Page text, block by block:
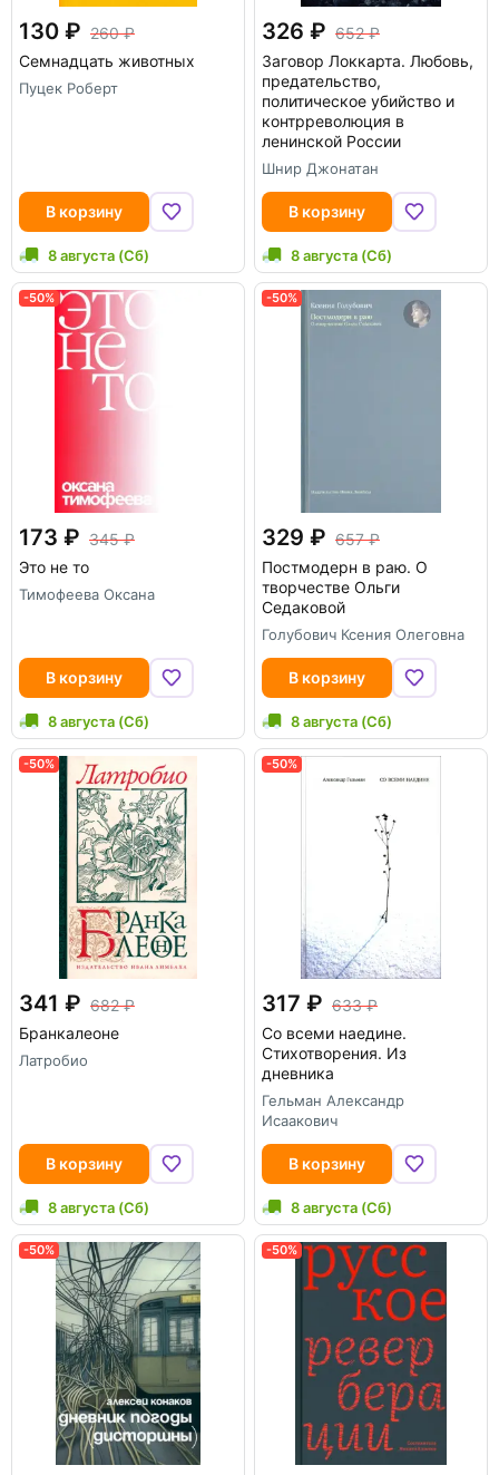
130
260
Семнадцать животных
Пуцек Роберт
В корзину
8 августа (Сб)
326
652
Заговор Локкарта. Любовь,
предательство,
политическое убийство и
контрреволюция в
ленинской России
Шнир Джонатан
В корзину
8 августа (Сб)
-50%
173
345
Это не то
Тимофеева Оксана
В корзину
8 августа (Сб)
-50%
329
657
Постмодерн в раю. О
творчестве Ольги
Седаковой
Голубович Ксения Олеговна
В корзину
8 августа (Сб)
-50%
341
682
Бранкалеоне
Латробио
В корзину
8 августа (Сб)
-50%
317
633
Со всеми наедине.
Стихотворения. Из
дневника
Гельман Александр
Исаакович
В корзину
8 августа (Сб)
-50% -50%